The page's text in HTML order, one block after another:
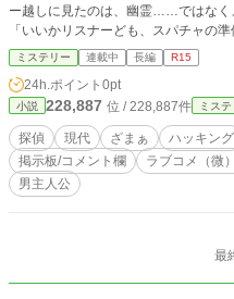
ー越しに見たのは、幽霊……ではなく
「いいかリスナーども、スパチャの準
子の冷徹な推理と、純の無鉄砲な行
の「特定班」による画像解析・音声
て、心霊現象の皮を被った「ヒトコワ」事件を暴
女、英国の美貌弁護士、警視庁の氷
たちを巻き込み、今夜も命がけの配
ミステリー 連載中 長編 R15
24h.ポイント 0pt
小説 228,887 位 / 228,887件 ミステ
探偵 現代 ざまぁ ハッキング
掲示板/コメント欄
ラブコメ（微）
男主人公
最